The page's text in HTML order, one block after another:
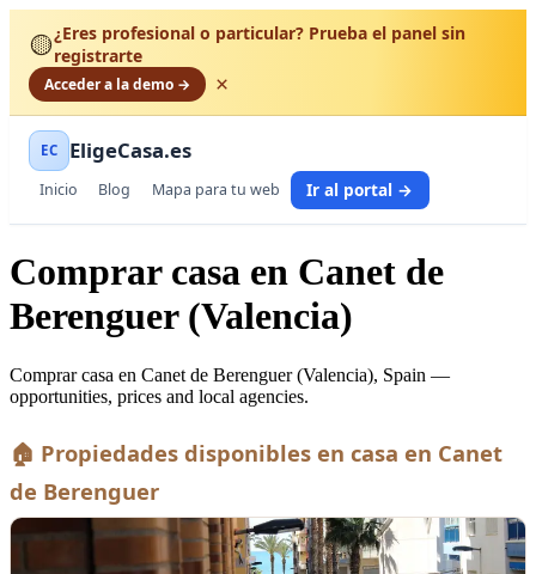
🟡¿Eres profesional o particular? Prueba el panel sin
registrarte
Acceder a la demo → ×
EC EligeCasa.es
Inicio Blog Mapa para tu web Ir al portal →
Comprar casa en Canet de
Berenguer (Valencia)
Comprar casa en Canet de Berenguer (Valencia), Spain —
opportunities, prices and local agencies.
🏠 Propiedades disponibles en casa en Canet
de Berenguer